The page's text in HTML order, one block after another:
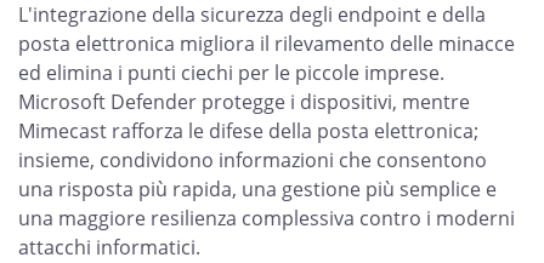
L'integrazione della sicurezza degli endpoint e della
posta elettronica migliora il rilevamento delle minacce
ed elimina i punti ciechi per le piccole imprese.
Microsoft Defender protegge i dispositivi, mentre
Mimecast rafforza le difese della posta elettronica;
insieme, condividono informazioni che consentono
una risposta più rapida, una gestione più semplice e
una maggiore resilienza complessiva contro i moderni
attacchi informatici.